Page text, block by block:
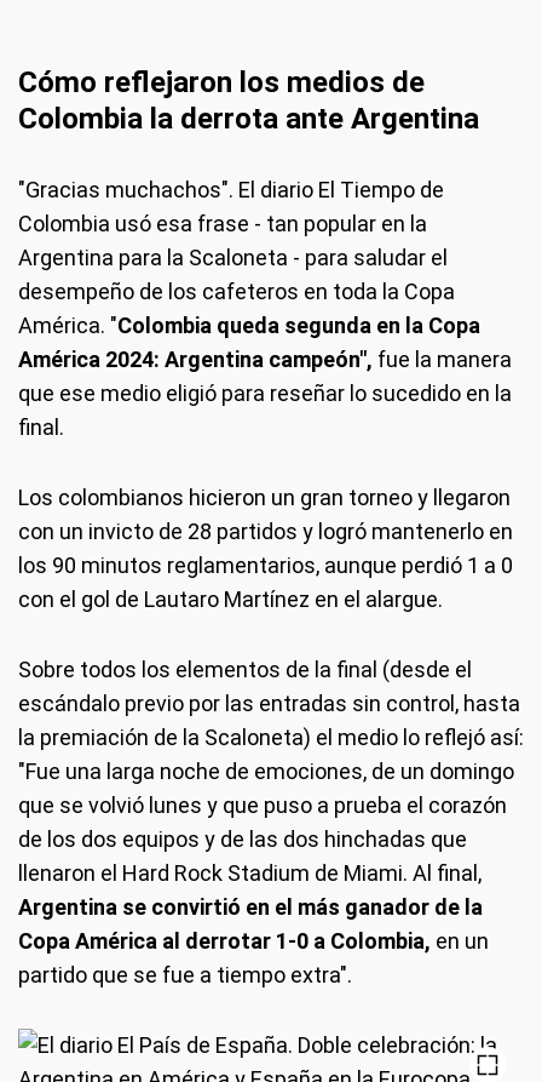
Cómo reflejaron los medios de
Colombia la derrota ante Argentina
"Gracias muchachos". El diario El Tiempo de
Colombia usó esa frase - tan popular en la
Argentina para la Scaloneta - para saludar el
desempeño de los cafeteros en toda la Copa
América. "Colombia queda segunda en la Copa
América 2024: Argentina campeón", fue la manera
que ese medio eligió para reseñar lo sucedido en la
final.
Los colombianos hicieron un gran torneo y llegaron
con un invicto de 28 partidos y logró mantenerlo en
los 90 minutos reglamentarios, aunque perdió 1 a 0
con el gol de Lautaro Martínez en el alargue.
Sobre todos los elementos de la final (desde el
escándalo previo por las entradas sin control, hasta
la premiación de la Scaloneta) el medio lo reflejó así:
"Fue una larga noche de emociones, de un domingo
que se volvió lunes y que puso a prueba el corazón
de los dos equipos y de las dos hinchadas que
llenaron el Hard Rock Stadium de Miami. Al final,
Argentina se convirtió en el más ganador de la
Copa América al derrotar 1-0 a Colombia, en un
partido que se fue a tiempo extra".